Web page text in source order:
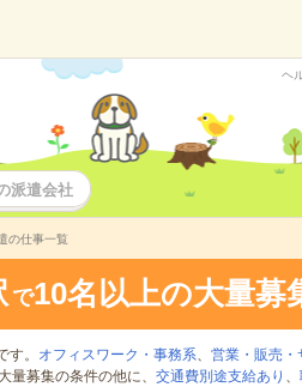
ヘ
派遣会社
の仕事一覧
で10名以上の大量募
。 オフィスワーク・事務系、 営業・販売・
量募集の条件の他に、 交通費別途支給あり 、